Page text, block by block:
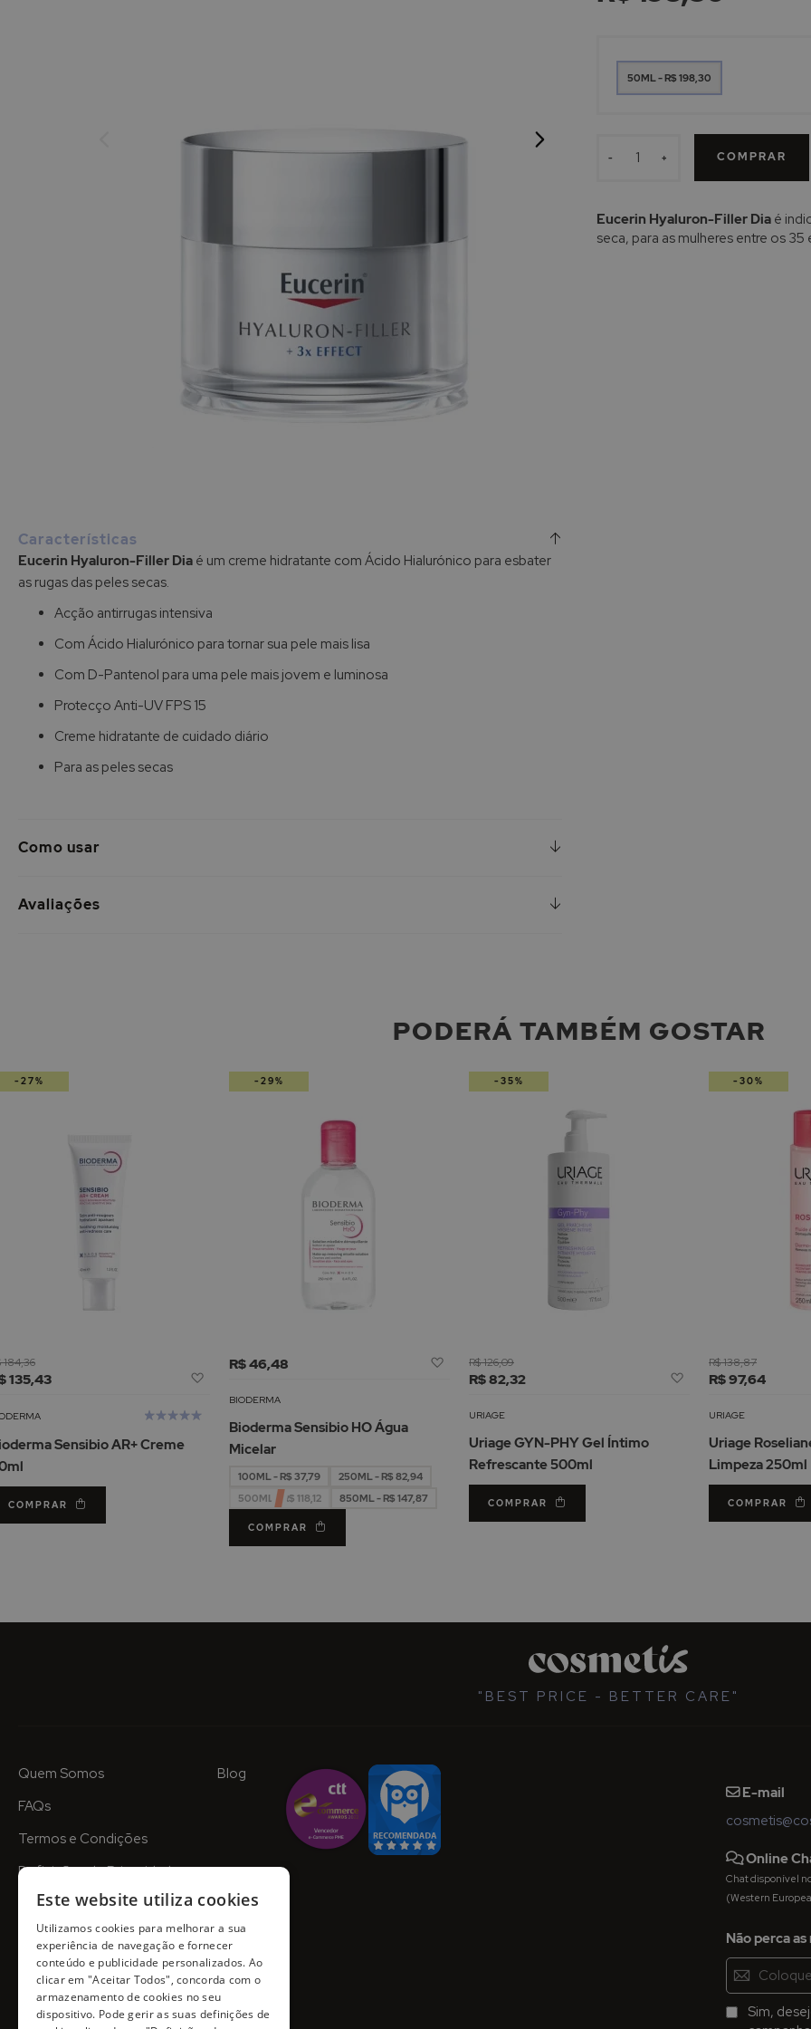
início
da
Galeria
de
imagens
50ML - R$ 198,30
- + COMPRAR
Eucerin Hyaluron-Filler Diaé
seca, para as mulheres entre os
Características
Eucerin Hyaluron-Filler Dia é um creme hidratante com Ácido Hialurónico para esbater
as rugas das peles secas.
Acção antirrugas intensiva
Com Ácido Hialurónico para tornar sua pele mais lisa
Com D-Pantenol para uma pele mais jovem e luminosa
Protecço Anti-UV FPS 15
Creme hidratante de cuidado diário
Para as peles secas
Como usar
Avaliações
PODERÁ TAMBÉM GOSTAR
135,43
184,36
Desejos
Avaliação:
Sensibio AR+ Creme
COMPRAR
-27%
R$ 46,48
Adicionar
BIODERMA
Bioderma Sensibio HO Água
Micelar
100ML - R$ 37,79
250ML - R$ 82,94
500ML - R$ 118,12
850ML - R$ 147,87
COMPRAR
-29%
R$ 82,32
R$ 126,09
Adicionar
Lista
Desejos
URIAGE
Uriage GYN-PHY Gel Íntimo
Refrescante 500ml
COMPRAR
-35%
R$ 97,64
R$ 138,87
URIAGE
Uriage
Limpeza 250ml
COMPRAR
-30%
"BEST PRICE - BETTER CARE"
Quem Somos
FAQs
Termos e Condições
Definições de Privacidade
Blog
E-mail
Online
Chat disponível
(Western
Não perca
Inscreva-
se
na
Newsletter:
Sim,
Este website utiliza cookies
Utilizamos cookies para melhorar a sua
experiência de navegação e fornecer
conteúdo e publicidade personalizados. Ao
clicar em "Aceitar Todos", concorda com o
armazenamento de cookies no seu
dispositivo. Pode gerir as suas definições de